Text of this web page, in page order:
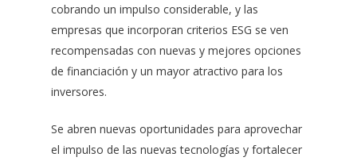
cobrando un impulso considerable, y las
empresas que incorporan criterios ESG se ven
recompensadas con nuevas y mejores opciones
de financiación y un mayor atractivo para los
inversores.
Se abren nuevas oportunidades para aprovechar
el impulso de las nuevas tecnologías y fortalecer